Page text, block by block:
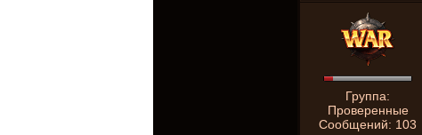
Группа:
Проверенные
Сообщений: 103